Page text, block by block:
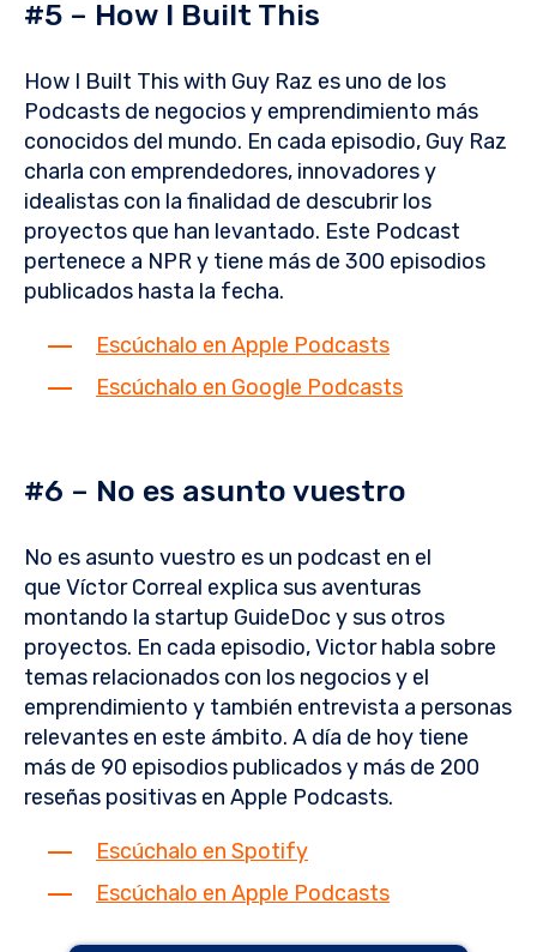
#5 – How I Built This
How I Built This with Guy Raz es uno de los
Podcasts de negocios y emprendimiento más
conocidos del mundo. En cada episodio, Guy Raz
charla con emprendedores, innovadores y
idealistas con la finalidad de descubrir los
proyectos que han levantado. Este Podcast
pertenece a NPR y tiene más de 300 episodios
publicados hasta la fecha.
Escúchalo en Apple Podcasts
Escúchalo en Google Podcasts
#6 – No es asunto vuestro
No es asunto vuestro es un podcast en el
que Víctor Correal explica sus aventuras
montando la startup GuideDoc y sus otros
proyectos. En cada episodio, Victor habla sobre
temas relacionados con los negocios y el
emprendimiento y también entrevista a personas
relevantes en este ámbito. A día de hoy tiene
más de 90 episodios publicados y más de 200
reseñas positivas en Apple Podcasts.
Escúchalo en Spotify
Escúchalo en Apple Podcasts